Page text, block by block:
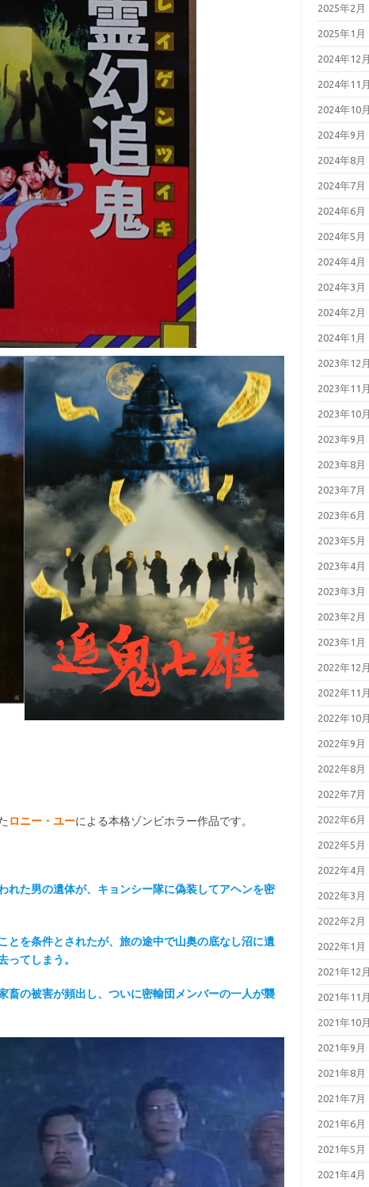
ロニー・ユーによる本格ゾンビホラー作品です。
れた男の遺体が、キョンシー隊に偽装してアヘンを密
とを条件とされたが、旅の途中で山奥の底なし沼に遺
ってしまう。
畜の被害が頻出し、ついに密輸団メンバーの一人が襲
2025年2月
2025年1月
2024年12月
2024年11月
2024年10月
2024年9月
2024年8月
2024年7月
2024年6月
2024年5月
2024年4月
2024年3月
2024年2月
2024年1月
2023年12月
2023年11月
2023年10月
2023年9月
2023年8月
2023年7月
2023年6月
2023年5月
2023年4月
2023年3月
2023年2月
2023年1月
2022年12月
2022年11月
2022年10月
2022年9月
2022年8月
2022年7月
2022年6月
2022年5月
2022年4月
2022年3月
2022年2月
2022年1月
2021年12月
2021年11月
2021年10月
2021年9月
2021年8月
2021年7月
2021年6月
2021年5月
2021年4月